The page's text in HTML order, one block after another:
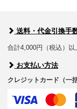
送料・代金引換手
合計4,000円（税込）
お支払い方法
クレジットカード（一